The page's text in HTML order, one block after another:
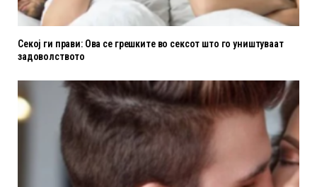
Секој ги прави: Ова се грешките во сексот што го уништуваат
задоволството